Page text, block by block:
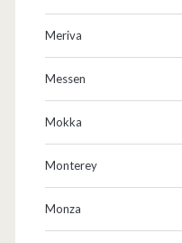
Meriva
Messen
Mokka
Monterey
Monza